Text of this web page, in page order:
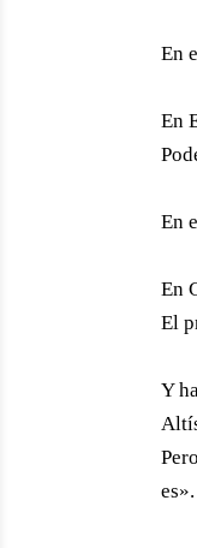
En
En
En
En
El
Y
es».